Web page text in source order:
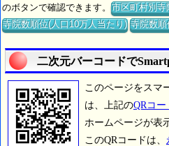
のボタンで確認できます。市区町村別寺
寺院数順位(人口10万人当たり) 寺院数
二次元バーコードで
このページをスマ
は、上記のQRコー
ホームページが表
このQRコードは、